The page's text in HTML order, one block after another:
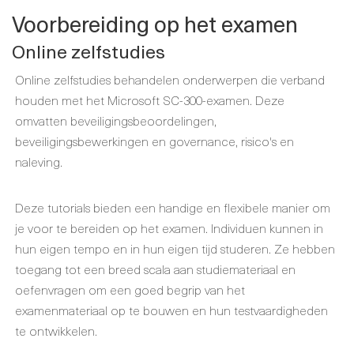
Voorbereiding op het examen
Online zelfstudies
Online zelfstudies behandelen onderwerpen die verband
houden met het Microsoft SC-300-examen. Deze
omvatten beveiligingsbeoordelingen,
beveiligingsbewerkingen en governance, risico's en
naleving.
Deze tutorials bieden een handige en flexibele manier om
je voor te bereiden op het examen. Individuen kunnen in
hun eigen tempo en in hun eigen tijd studeren. Ze hebben
toegang tot een breed scala aan studiemateriaal en
oefenvragen om een goed begrip van het
examenmateriaal op te bouwen en hun testvaardigheden
te ontwikkelen.